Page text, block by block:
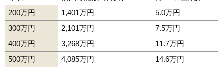
200万円
1,401万円
5.0万円
300万円
2,101万円
7.5万円
400万円
3,268万円
11.7万円
500万円
4,085万円
14.6万円